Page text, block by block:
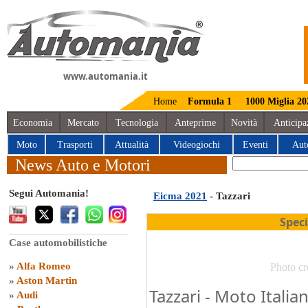
www.automania.it
Home Formula 1 1000 Miglia
Economia Mercato Tecnologia Anteprime Novità
Moto Trasporti Attualità Videogiochi Eventi
News Auto e Motori
Segui Automania!
Case automobilistiche
» Alfa Romeo
» Aston Martin
» Audi
Eicma 2021 - Tazzari
Photo
Tazzari - Moto